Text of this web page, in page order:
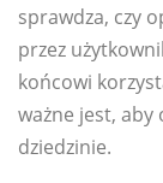
sprawdza, czy
przez
końcowi
ważne jest,
dziedzinie.